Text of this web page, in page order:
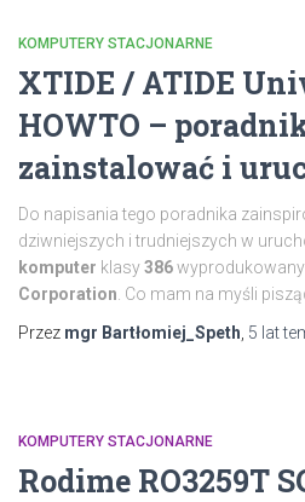
KOMPUTERY STACJONARNE
XTIDE / ATIDE
HOWTO –
zainstalować i
Do napisania tego poradnika
dziwniejszych i trudniejszych w
komputer klasy386
Corporation . Co mam na myśli
Przez mgr Bartłomiej_Speth 5 lat
KOMPUTERY STACJONARNE
Rodime RO3259T